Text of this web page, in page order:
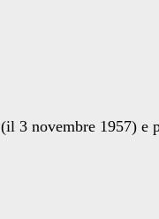
(il 3 novembre 1957) e